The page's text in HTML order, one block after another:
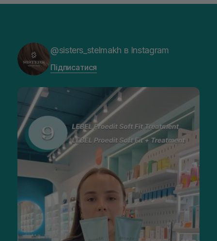
@sisters_stelmakh в Instagram
Підписатися